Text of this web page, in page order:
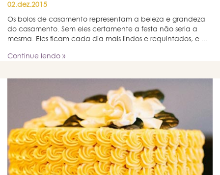
02.dez.2015
Os bolos de casamento representam a beleza e grandeza
do casamento. Sem eles certamente a festa não seria a
mesma. Eles ficam cada dia mais lindos e requintados, e ...
Continue lendo »